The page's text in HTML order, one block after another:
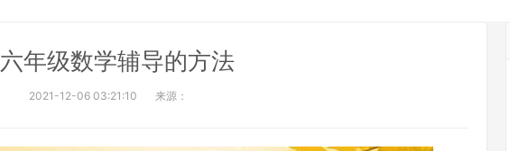
六年级数学辅导的方法
2021-12-06 03:21:10 来源：